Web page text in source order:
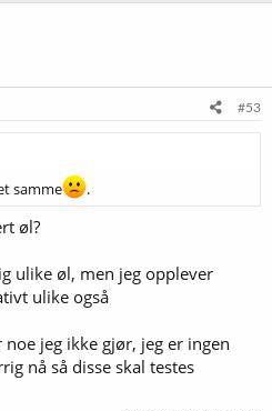
#53
samme
.
øl?
ulike øl, men jeg opplever
ulike også
jeg ikke gjør, jeg er ingen
nå så disse skal testes